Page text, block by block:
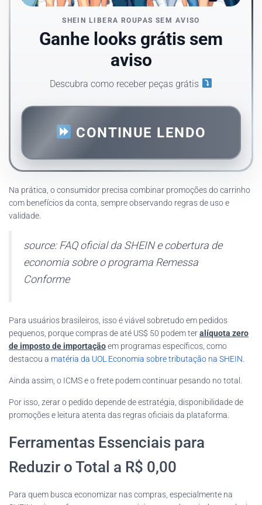
SHEIN LIBERA ROUPAS SEM AVISO
Ganhe looks grátis sem
aviso
Descubra como receber peças grátis
CONTINUE LENDO
Na prática, o consumidor precisa combinar promoções do carrinho
com benefícios da conta, sempre observando regras de uso e
validade.
source: FAQ oficial da SHEIN e cobertura de
economia sobre o programa Remessa
Conforme
Para usuários brasileiros, isso é viável sobretudo em pedidos
pequenos, porque compras de até US$ 50 podem teralíquota zero
de imposto de importaçãoem programas específicos, como
destacou a matéria da UOL Economia sobre tributação na SHEIN
Ainda assim, o ICMS e o frete podem continuar pesando no total.
Por isso, zerar o pedido depende de estratégia, disponibilidade de
promoções e leitura atenta das regras oficiais da plataforma.
Ferramentas Essenciais para
Reduzir o Total a R$ 0,00
Para quem busca economizar nas compras, especialmente na